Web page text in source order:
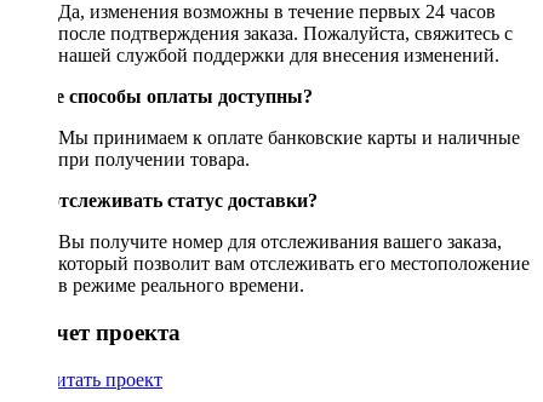
Да, изменения возможны в течение первых 24 часов
после подтверждения заказа. Пожалуйста, свяжитесь с
нашей службой поддержки для внесения изменений.
Какие способы оплаты доступны?
Мы принимаем к оплате банковские карты и наличные
при получении товара.
Как отслеживать статус доставки?
Вы получите номер для отслеживания вашего заказа,
который позволит вам отслеживать его местоположение
в режиме реального времени.
Рассчет проекта
Рассчитать проект